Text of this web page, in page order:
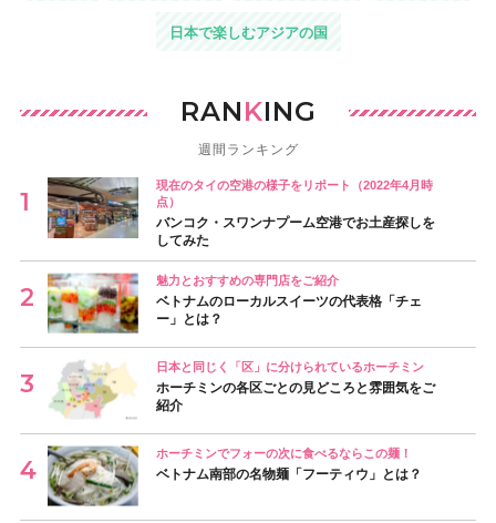
日本で楽しむアジアの国
RANKING
週間ランキング
現在のタイの空港の様子をリポート（2022年4月時
点）
バンコク・スワンナプーム空港でお土産探しを
してみた
魅力とおすすめの専門店をご紹介
ベトナムのローカルスイーツの代表格「チェ
ー」とは？
日本と同じく「区」に分けられているホーチミン
ホーチミンの各区ごとの見どころと雰囲気をご
紹介
ホーチミンでフォーの次に食べるならこの麺！
ベトナム南部の名物麺「フーティウ」とは？